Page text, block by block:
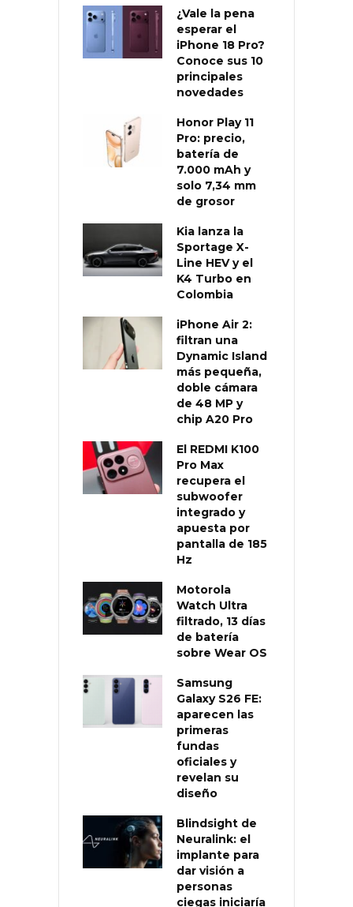
¿Vale la pena
esperar el
iPhone 18 Pro?
Conoce sus 10
principales
novedades
Honor Play 11
Pro: precio,
batería de
7.000 mAh y
solo 7,34 mm
de grosor
Kia lanza la
Sportage X-
Line HEV y el
K4 Turbo en
Colombia
iPhone Air 2:
filtran una
Dynamic Island
más pequeña,
doble cámara
de 48 MP y
chip A20 Pro
El REDMI K100
Pro Max
recupera el
subwoofer
integrado y
apuesta por
pantalla de 185
Hz
Motorola
Watch Ultra
filtrado, 13 días
de batería
sobre Wear OS
Samsung
Galaxy S26 FE:
aparecen las
primeras
fundas
oficiales y
revelan su
diseño
Blindsight de
Neuralink: el
implante para
dar visión a
personas
ciegas iniciaría